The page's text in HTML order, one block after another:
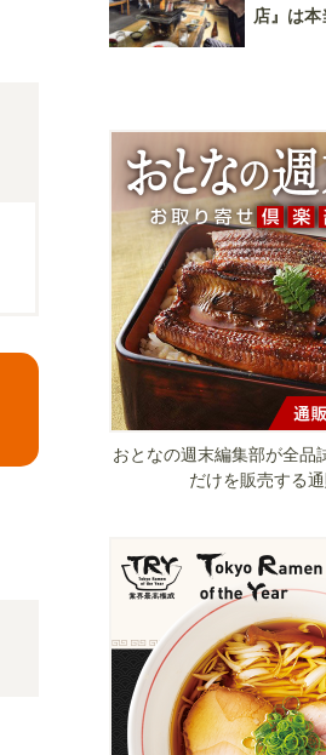
店』は
おとなの週末編集部が全品
だけを販売する